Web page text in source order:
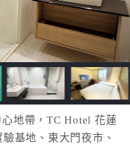
地帶，TC Hotel 花蓮
基地、東大門夜市、